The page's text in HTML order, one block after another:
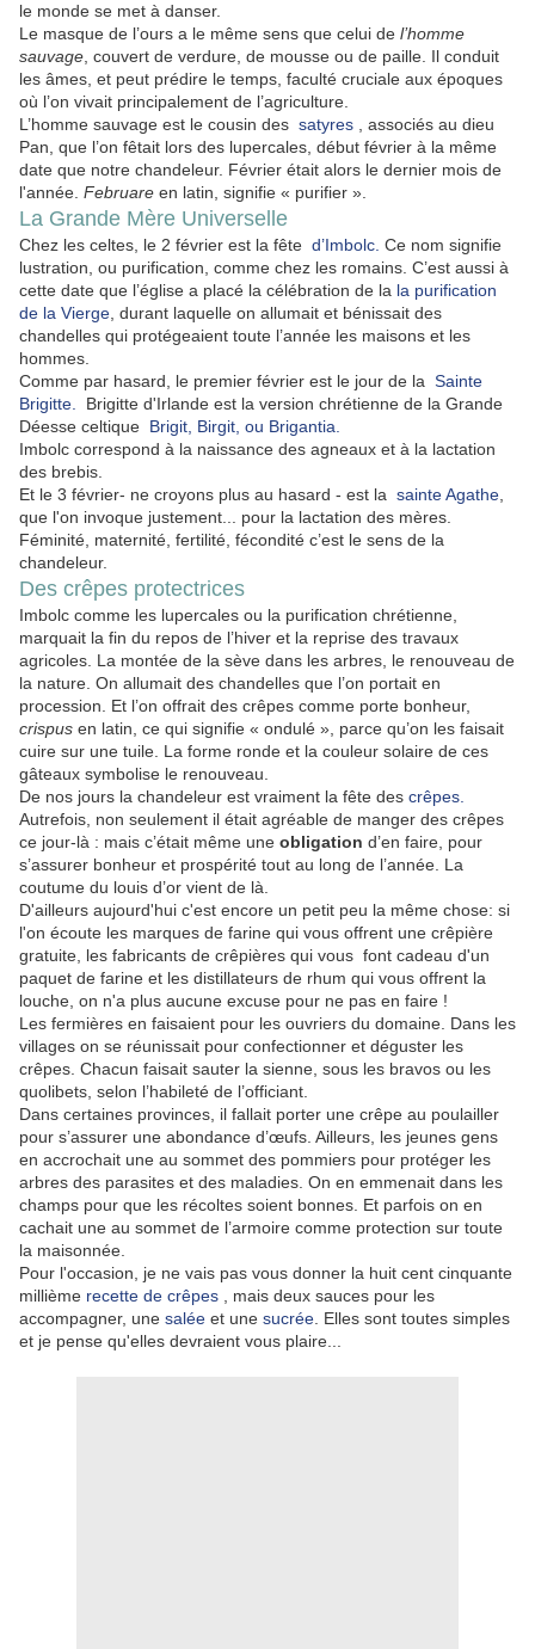
le monde se met à danser.
Le masque de l’ours a le même sens que celui de l’homme
sauvage , couvert de verdure, de mousse ou de paille. Il conduit
les âmes, et peut prédire le temps, faculté cruciale aux époques
où l’on vivait principalement de l’agriculture.
L’homme sauvage est le cousin des satyres
, associés au dieu
Pan, que l’on fêtait lors des lupercales, début février à la même
date que notre chandeleur. Février était alors le dernier mois de
l'année. Februare en latin, signifie « purifier ».
La Grande Mère Universelle
Chez les celtes, le 2 février est la fête d’Imbolc. Ce nom signifie
lustration, ou purification, comme chez les romains. C’est aussi à
cette date que l’église a placé la célébration de la la purification
de la Vierge , durant laquelle on allumait et bénissait des
chandelles qui protégeaient toute l’année les maisons et les
hommes.
Comme par hasard, le premier février est le jour de la Sainte
Brigitte.
Brigitte d'Irlande est la version chrétienne de la Grande
Déesse celtique Brigit, Birgit, ou Brigantia.
Imbolc correspond à la naissance des agneaux et à la lactation
des brebis.
Et le 3 février- ne croyons plus au hasard - est la sainte Agathe
que l'on invoque justement... pour la lactation des mères.
Féminité, maternité, fertilité, fécondité c’est le sens de la
chandeleur.
Des crêpes protectrices
Imbolc comme les lupercales ou la purification chrétienne,
marquait la fin du repos de l’hiver et la reprise des travaux
agricoles. La montée de la sève dans les arbres, le renouveau de
la nature. On allumait des chandelles que l’on portait en
procession. Et l’on offrait des crêpes comme porte bonheur,
crispus en latin, ce qui signifie « ondulé », parce qu’on les faisait
cuire sur une tuile. La forme ronde et la couleur solaire de ces
gâteaux symbolise le renouveau.
De nos jours la chandeleur est vraiment la fête des crêpes.
Autrefois, non seulement il était agréable de manger des crêpes
ce jour-là : mais c’était même une obligation d’en faire, pour
s’assurer bonheur et prospérité tout au long de l’année. La
coutume du louis d’or vient de là.
D'ailleurs aujourd'hui c'est encore un petit peu la même chose: si
l'on écoute les marques de farine qui vous offrent une crêpière
gratuite, les fabricants de crêpières qui vous font cadeau d'un
paquet de farine et les distillateurs de rhum qui vous offrent la
louche, on n'a plus aucune excuse pour ne pas en faire !
Les fermières en faisaient pour les ouvriers du domaine. Dans les
villages on se réunissait pour confectionner et déguster les
crêpes. Chacun faisait sauter la sienne, sous les bravos ou les
quolibets, selon l’habileté de l’officiant.
Dans certaines provinces, il fallait porter une crêpe au poulailler
pour s’assurer une abondance d’œufs. Ailleurs, les jeunes gens
en accrochait une au sommet des pommiers pour protéger les
arbres des parasites et des maladies. On en emmenait dans les
champs pour que les récoltes soient bonnes. Et parfois on en
cachait une au sommet de l’armoire comme protection sur toute
la maisonnée.
Pour l'occasion, je ne vais pas vous donner la huit cent cinquante
millième recette de crêpes , mais deux sauces pour les
accompagner, une salée et une sucrée . Elles sont toutes simples
et je pense qu'elles devraient vous plaire...